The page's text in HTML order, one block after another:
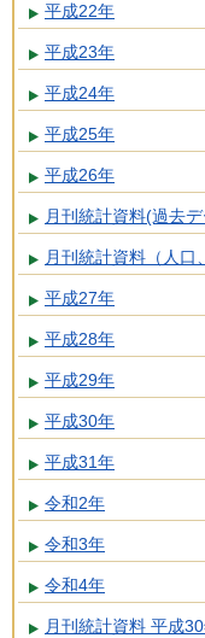
平成22年
平成23年
平成24年
平成25年
平成26年
月刊統計資料(過去
月刊統計資料（人口
平成27年
平成28年
平成29年
平成30年
平成31年
令和2年
令和3年
令和4年
月刊統計資料 平成